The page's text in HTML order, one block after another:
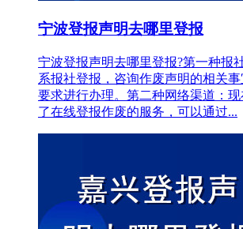
宁波登报声明去哪里登报
宁波登报声明去哪里登报?第一种报
系报社登报，咨询作废声明的相关
要求进行办理。第二种网络渠道：
了在线登报作废的服务，可以通过...